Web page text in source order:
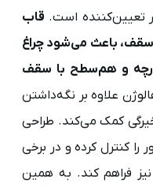
تعیین‌کننده است. قاب
باعث می‌شود چراغ
و هم‌سطح با سقف
علاوه بر نگه‌داشتن
کمک می‌کند. طراحی
کنترل کرده و در برخی
فراهم کند. به همین